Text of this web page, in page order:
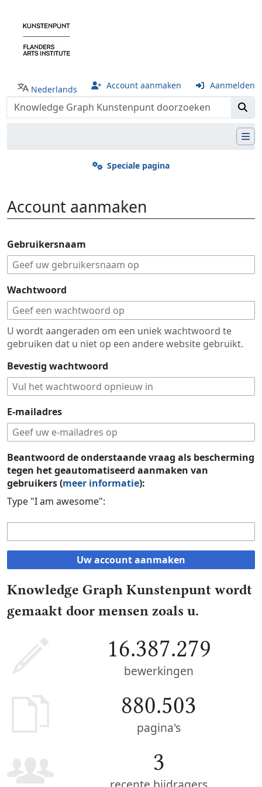
Nederlands Account aanmaken Aanmelden
Speciale pagina
Account aanmaken
Gebruikersnaam
Wachtwoord
U wordt aangeraden om een uniek wachtwoord te
gebruiken dat u niet op een andere website gebruikt.
Bevestig wachtwoord
E-mailadres
Beantwoord de onderstaande vraag als bescherming
tegen het geautomatiseerd aanmaken van
gebruikers (meer informatie):
Type "I am awesome":
Uw account aanmaken
Knowledge Graph Kunstenpunt wordt
gemaakt door mensen zoals u.
16.387.279
bewerkingen
880.503
pagina's
3